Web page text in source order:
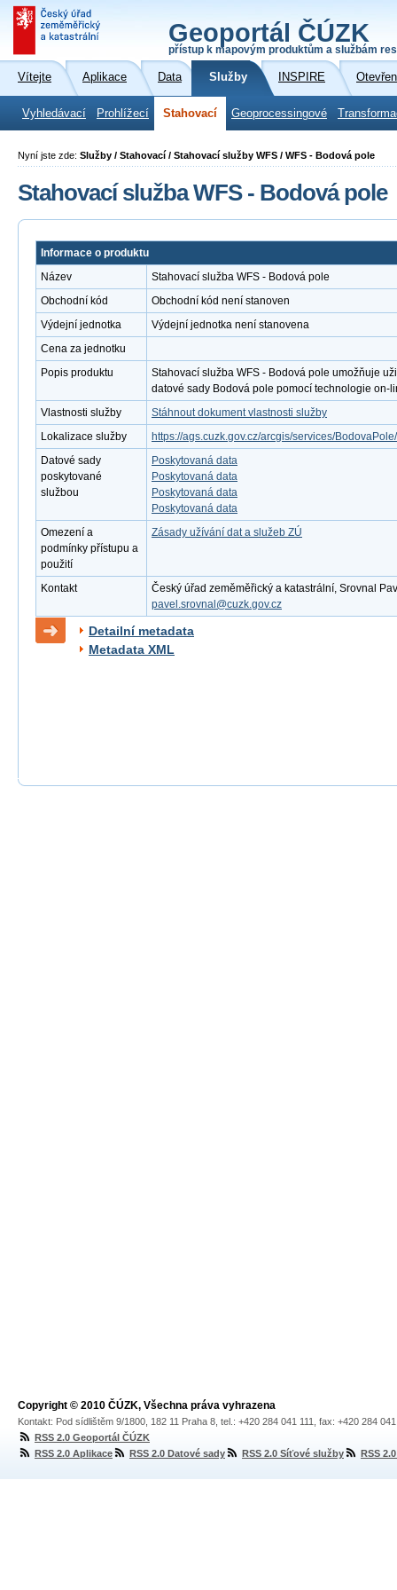
Geoportál ČÚZK
přístup k mapovým produktům a službám
Vítejte Aplikace Data Služby INSPIRE
Vyhledávací Prohlížecí Stahovací Geoprocessingové
Nyní jste zde: Služby / Stahovací / Stahovací služby WFS / WFS - Bodová pole
Stahovací služba WFS - Bodová pole
Informace o produktu
Název
Stahovací služba WFS - Bodová pole
Obchodní kód
Obchodní kód není stanoven
Výdejní jednotka
Výdejní jednotka není stanovena
Cena za jednotku
Popis produktu
Stahovací služba WFS - Bodová pole umožňuje
datové sady Bodová pole pomocí technologie on-
Vlastnosti služby
Stáhnout dokument vlastnosti služby
Lokalizace služby
https://ags.cuzk.gov.cz/arcgis/services/
Datové sady
poskytované
službou
Poskytovaná data
Poskytovaná data
Poskytovaná data
Poskytovaná data
Omezení a
podmínky přístupu a
použití
Zásady užívání dat a služeb ZÚ
Kontakt
Český úřad zeměměřický a katastrální, Srovnal
pavel.srovnal@cuzk.gov.cz
Detailní metadata
Metadata XML
Copyright © 2010 ČÚZK, Všechna práva vyhrazena
Kontakt: Pod sídlištěm 9/1800, 182 11 Praha 8, tel.: +420 284 041 111, fax: +420 284
RSS 2.0 Geoportál ČÚZK
RSS 2.0 Aplikace
RSS 2.0 Datové sady RSS 2.0 Síťové služby RSS